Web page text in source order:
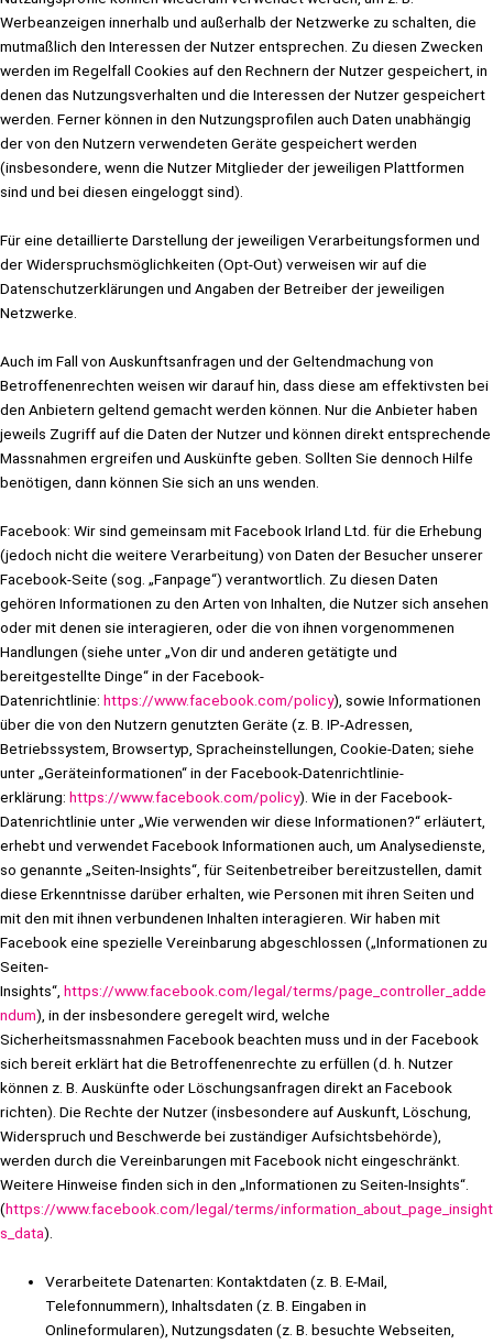
Werbeanzeigen innerhalb und außerhalb der Netzwerke zu schalten, die
mutmaßlich den Interessen der Nutzer entsprechen. Zu diesen Zwecken
werden im Regelfall Cookies auf den Rechnern der Nutzer gespeichert, in
denen das Nutzungsverhalten und die Interessen der Nutzer gespeichert
werden. Ferner können in den Nutzungsprofilen auch Daten unabhängig
der von den Nutzern verwendeten Geräte gespeichert werden
(insbesondere, wenn die Nutzer Mitglieder der jeweiligen Plattformen
sind und bei diesen eingeloggt sind).
Für eine detaillierte Darstellung der jeweiligen Verarbeitungsformen und
der Widerspruchsmöglichkeiten (Opt-Out) verweisen wir auf die
Datenschutzerklärungen und Angaben der Betreiber der jeweiligen
Netzwerke.
Auch im Fall von Auskunftsanfragen und der Geltendmachung von
Betroffenenrechten weisen wir darauf hin, dass diese am effektivsten bei
den Anbietern geltend gemacht werden können. Nur die Anbieter haben
jeweils Zugriff auf die Daten der Nutzer und können direkt entsprechende
Massnahmen ergreifen und Auskünfte geben. Sollten Sie dennoch Hilfe
benötigen, dann können Sie sich an uns wenden.
Facebook: Wir sind gemeinsam mit Facebook Irland Ltd. für die Erhebung
(jedoch nicht die weitere Verarbeitung) von Daten der Besucher unserer
Facebook-Seite (sog. „Fanpage“) verantwortlich. Zu diesen Daten
gehören Informationen zu den Arten von Inhalten, die Nutzer sich ansehen
oder mit denen sie interagieren, oder die von ihnen vorgenommenen
Handlungen (siehe unter „Von dir und anderen getätigte und
bereitgestellte Dinge“ in der Facebook-
Datenrichtlinie: https://www.facebook.com/policy), sowie Informationen
über die von den Nutzern genutzten Geräte (z. B. IP-Adressen,
Betriebssystem, Browsertyp, Spracheinstellungen, Cookie-Daten; siehe
unter „Geräteinformationen“ in der Facebook-Datenrichtlinie-
erklärung: https://www.facebook.com/policy). Wie in der Facebook-
Datenrichtlinie unter „Wie verwenden wir diese Informationen?“ erläutert,
erhebt und verwendet Facebook Informationen auch, um Analysedienste,
so genannte „Seiten-Insights“, für Seitenbetreiber bereitzustellen, damit
diese Erkenntnisse darüber erhalten, wie Personen mit ihren Seiten und
mit den mit ihnen verbundenen Inhalten interagieren. Wir haben mit
Facebook eine spezielle Vereinbarung abgeschlossen („Informationen zu
Seiten-
Insights“, https://www.facebook.com/legal/terms/page_controller_adde
ndum), in der insbesondere geregelt wird, welche
Sicherheitsmassnahmen Facebook beachten muss und in der Facebook
sich bereit erklärt hat die Betroffenenrechte zu erfüllen (d. h. Nutzer
können z. B. Auskünfte oder Löschungsanfragen direkt an Facebook
richten). Die Rechte der Nutzer (insbesondere auf Auskunft, Löschung,
Widerspruch und Beschwerde bei zuständiger Aufsichtsbehörde),
werden durch die Vereinbarungen mit Facebook nicht eingeschränkt.
Weitere Hinweise finden sich in den „Informationen zu Seiten-Insights“.
(https://www.facebook.com/legal/terms/information_about_page_insight
s_data).
Verarbeitete Datenarten: Kontaktdaten (z. B. E-Mail,
Telefonnummern), Inhaltsdaten (z. B. Eingaben in
Onlineformularen), Nutzungsdaten (z. B. besuchte Webseiten,